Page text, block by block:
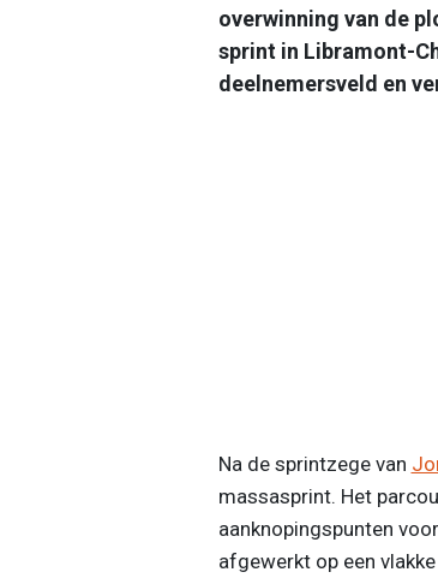
overwinning van de
sprint in Libramont-
deelnemersveld en
Na de sprintzege van
massasprint. Het
aanknopingspunten
afgewerkt op een